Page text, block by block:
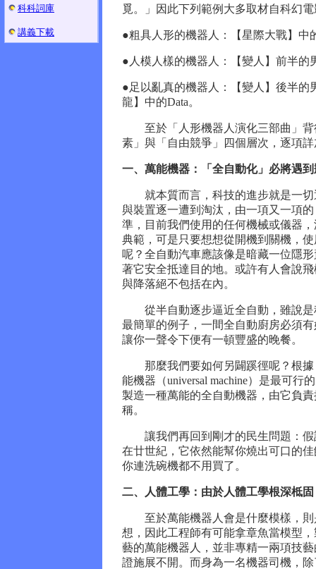
科科詞庫
講義下載
覓。」因此下列範例大多取材自科幻
●粗具人形的機器人：【星際大戰】中
●人模人樣的機器人：【變人】前半的
●足以亂真的機器人：【變人】後半
龍】中的Data。
至於「人形機器人演化三部曲」背
素」與「自由競爭」四個層次，逐項
一、萬能機器：「全自動化」必將遇
就本質而言，科技的進步就是一切
與裝置逐一遭到淘汰，由一項又一項
準，目前我們使用的任何機械或儀器
典範，可是只要想想從開機到關機，
呢？全自動汽車應該像是暗藏一位隱
著它安全抵達目的地。或許有人會說
與降落絕不包括在內。
從半自動逐步逼近全自動，雖說是
最簡單的例子，一間全自動廚房必須
讓你一聲令下便有一頓豐盛的晚餐。
那麼我們要如何另闢蹊徑呢？根據【
能機器（universal machine）是最可
製造一種萬能的全自動機器，由它負
稱。
讓我們再回到剛才的民生問題：假
在廿世紀，它依然能幫你燒出可口的
你連洗碗機都不用買了。
二、人體工學：由於人體工學根深柢
至於萬能機器人會是什麼模樣，則
想，因此工程師有可能拿章魚當模型
藝的萬能機器人，並非專精一兩項技
證施展不開。而身為一名機器司機，